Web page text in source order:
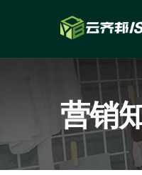
营销